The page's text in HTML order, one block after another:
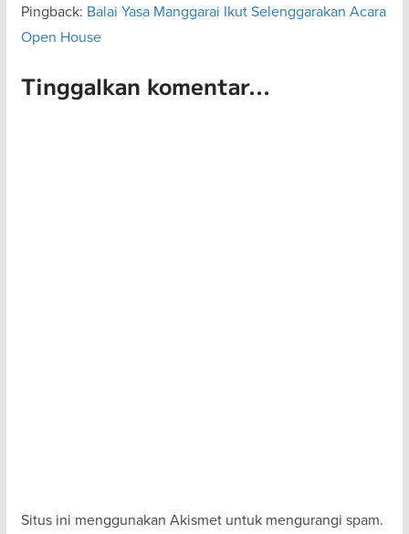
Pingback: Balai Yasa Manggarai Ikut Selenggarakan Acara
Open House
Tinggalkan komentar...
Situs ini menggunakan Akismet untuk mengurangi spam.